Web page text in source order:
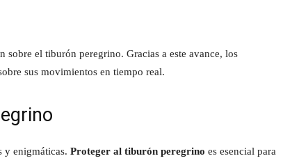
el tiburón peregrino. Gracias a este avance, los
sus movimientos en tiempo real.
y enigmáticas. Proteger al tiburón peregrino es esencial para